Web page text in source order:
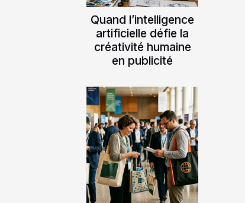
Quand l’intelligence
artificielle défie la
créativité humaine
en publicité